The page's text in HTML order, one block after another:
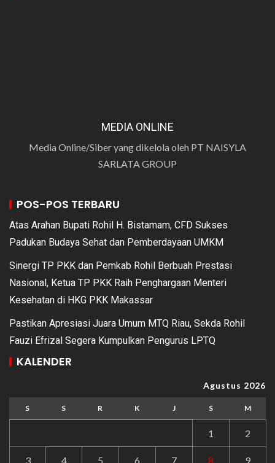
MEDIA ONLINE
Media Online/Siber yang dikelola oleh PT NAISYLA
SARLATA GROUP
POS-POS TERBARU
Atas Arahan Bupati Rohil H. Bistamam, CFD Sukses
Padukan Budaya Sehat dan Pemberdayaan UMKM
Sinergi TP PKK dan Pemkab Rohil Berbuah Prestasi
Nasional, Ketua TP PKK Raih Penghargaan Menteri
Kesehatan di HKG PKK Makassar
Pastikan Apresiasi Juara Umum MTQ Riau, Sekda Rohil
Fauzi Efrizal Segera Kumpulkan Pengurus LPTQ
KALENDER
Agustus 2026
S S R K J S M
1 2
3 4 5 6 7 8 9